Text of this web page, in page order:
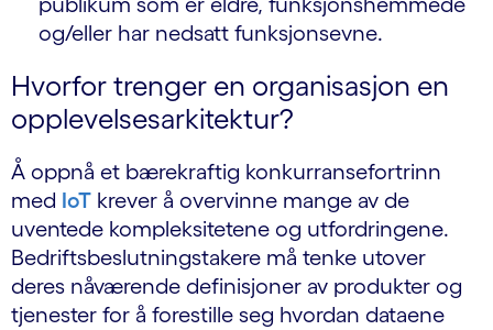
og/eller har nedsatt funksjonsevne.
Hvorfor trenger en organisasjon en
opplevelsesarkitektur?
Å oppnå et bærekraftig konkurransefortrinn
med IoT krever å overvinne mange av de
uventede kompleksitetene og utfordringene.
Bedriftsbeslutningstakere må tenke utover
deres nåværende definisjoner av produkter og
tjenester for å forestille seg hvordan dataene